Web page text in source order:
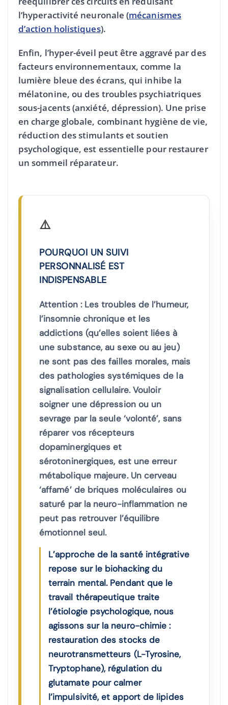
l’hyperactivité neuronale (mécanismes
d’action holistiques).
Enfin, l’hyper-éveil peut être aggravé par des
facteurs environnementaux, comme la
lumière bleue des écrans, qui inhibe la
mélatonine, ou des troubles psychiatriques
sous-jacents (anxiété, dépression). Une prise
en charge globale, combinant hygiène de vie,
réduction des stimulants et soutien
psychologique, est essentielle pour restaurer
un sommeil réparateur.
⚠️
POURQUOI UN SUIVI
PERSONNALISÉ EST
INDISPENSABLE
Attention : Les troubles de l’humeur,
l’insomnie chronique et les
addictions (qu’elles soient liées à
une substance, au sexe ou au jeu)
ne sont pas des failles morales, mais
des pathologies systémiques de la
signalisation cellulaire. Vouloir
soigner une dépression ou un
sevrage par la seule ‘volonté’, sans
réparer vos récepteurs
dopaminergiques et
sérotoninergiques, est une erreur
métabolique majeure. Un cerveau
‘affamé’ de briques moléculaires ou
saturé par la neuro-inflammation ne
peut pas retrouver l’équilibre
émotionnel seul.
L’approche de la santé intégrative
repose sur le biohacking du
terrain mental. Pendant que le
travail thérapeutique traite
l’étiologie psychologique, nous
agissons sur la neuro-chimie :
restauration des stocks de
neurotransmetteurs (L-Tyrosine,
Tryptophane), régulation du
glutamate pour calmer
l’impulsivité, et apport de lipides